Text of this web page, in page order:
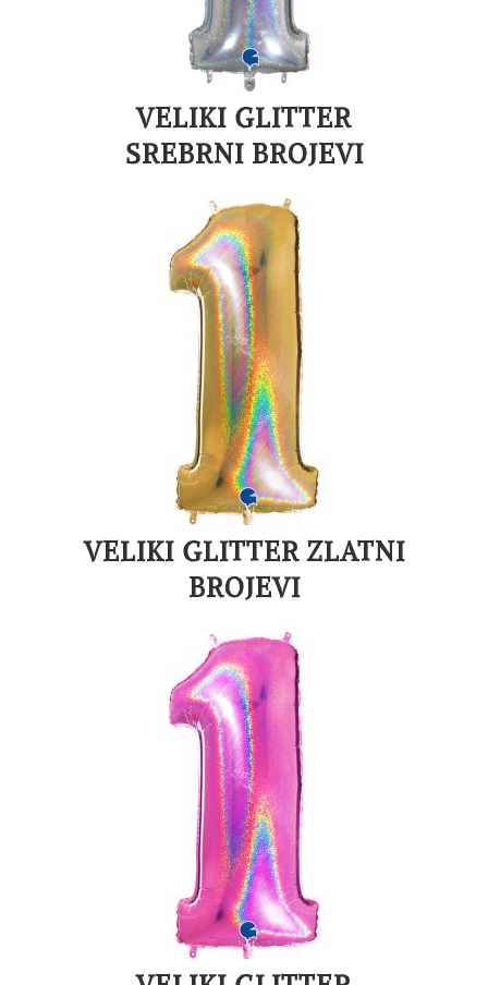
VELIKI GLITTER
SREBRNI BROJEVI
VELIKI GLITTER ZLATNI
BROJEVI